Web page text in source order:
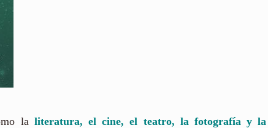
la literatura, el cine, el teatro, la fotografía y la